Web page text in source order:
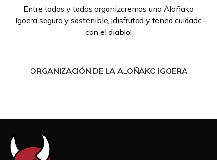
Entre todos y todas organizaremos una Aloñako
Igoera segura y sostenible, ¡disfrutad y tened cuidado
con el diablo!
ORGANIZACIÓN DE LA ALOÑAKO IGOERA